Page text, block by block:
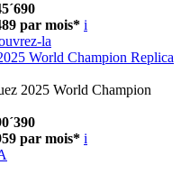
par mois* i
la
World Champion Replica
2025 World Champion
par mois* i